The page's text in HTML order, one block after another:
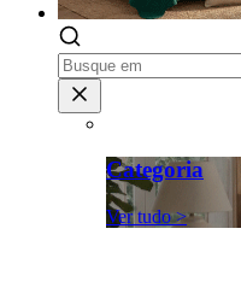
Categoria
Ver tudo >